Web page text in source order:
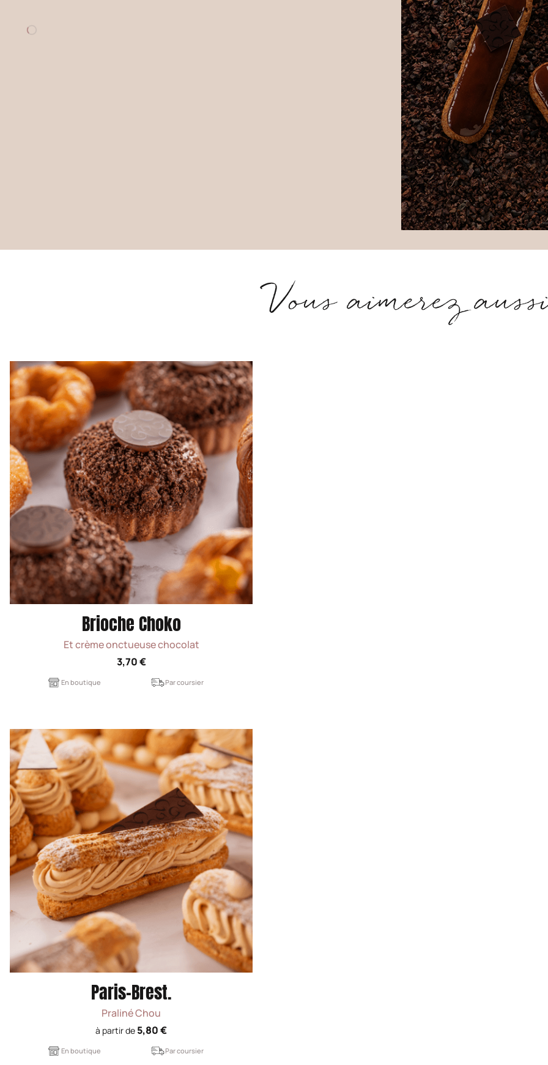
Vous aimerez
Brioche Choko
Et crème onctueuse chocolat
3,70 €
En boutique Par coursier
Paris-Brest.
Praliné Chou
à partir de 5,80 €
En boutique Par coursier